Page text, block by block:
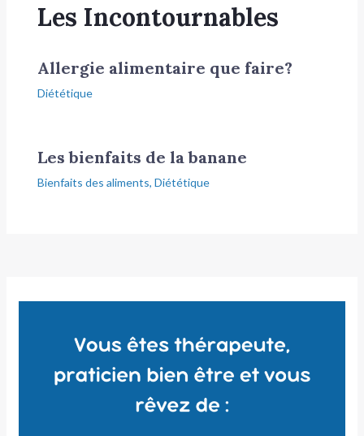
Les Incontournables
Allergie alimentaire que faire?
Diététique
Les bienfaits de la banane
Bienfaits des aliments, Diététique